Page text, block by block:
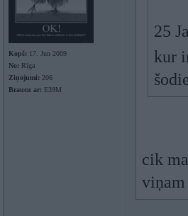
Kopš: 17. Jun 2009
No: Rīga
Ziņojumi: 206
Braucu ar: E39M
25
kur
cik